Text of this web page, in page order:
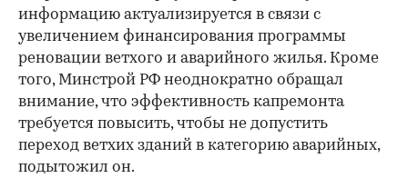
информацию актуализируется в связи с
увеличением финансирования программы
реновации ветхого и аварийного жилья. Кроме
того, Минстрой РФ неоднократно обращал
внимание, что эффективность капремонта
требуется повысить, чтобы не допустить
переход ветхих зданий в категорию аварийных,
подытожил он.